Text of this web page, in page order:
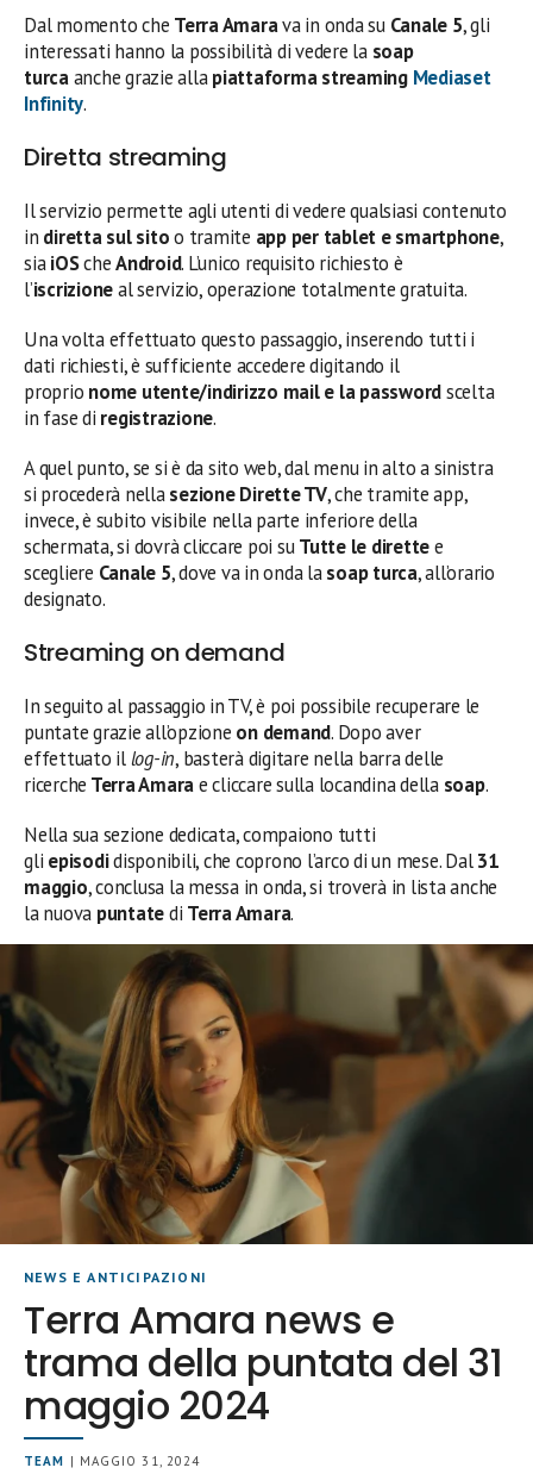
Dal momento che Terra Amarava in onda su Canale 5, gli
interessati hanno la possibilità di vedere la soap
turcaanche grazie allapiattaforma streaming Mediaset
Infinity.
Diretta streaming
Il servizio permette agli utenti di vedere qualsiasi contenuto
in diretta sul sitoo tramite app per tablet e smartphone,
siaiOScheAndroid. L’unico requisito richiesto è
l’iscrizioneal servizio, operazione totalmente gratuita.
Una volta effettuato questo passaggio, inserendo tutti i
dati richiesti, è sufficiente accedere digitando il
proprio nome utente/indirizzo mail e la passwordscelta
in fase di registrazione.
A quel punto, se si è da sito web, dal menu in alto a sinistra
si procederà nellasezione Dirette TV, che tramite app,
invece, è subito visibile nella parte inferiore della
schermata, si dovrà cliccare poi suTutte le direttee
scegliere Canale 5, dove va in onda lasoap turca, all’orario
designato.
Streaming on demand
In seguito al passaggio in TV, è poi possibile recuperare le
puntate grazie all’opzione on demand. Dopo aver
effettuato illog-in, basterà digitare nella barra delle
ricerche Terra Amarae cliccare sulla locandina della soap.
Nella sua sezione dedicata, compaiono tutti
gli episodidisponibili, che coprono l’arco di un mese. Dal31
maggio, conclusa la messa in onda, si troverà in lista anche
la nuova puntatedi Terra Amara.
NEWS E ANTICIPAZIONI
Terra Amara news e
trama della puntata del 31
maggio 2024
TEAM | MAGGIO 31, 2024